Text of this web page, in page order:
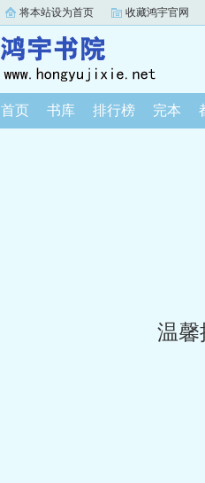
将本站设为首页 收藏鸿宇官网
首页 书库 排行榜 完本
温馨